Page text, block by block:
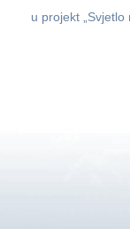
u projekt